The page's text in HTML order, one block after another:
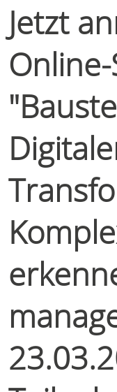
Jetzt